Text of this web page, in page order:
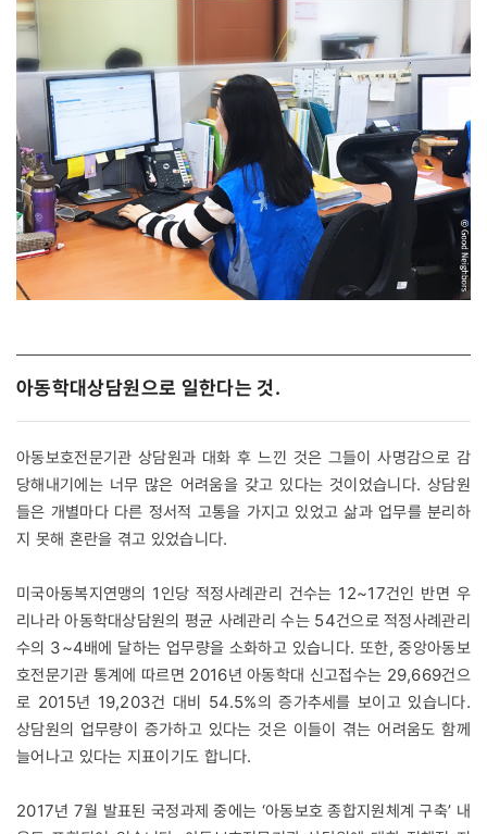
아동학대상담원으로 일한다는 것.
아동보호전문기관 상담원과 대화 후 느낀 것은 그들이 사명감으로 감
당해내기에는 너무 많은 어려움을 갖고 있다는 것이었습니다. 상담원
들은 개별마다 다른 정서적 고통을 가지고 있었고 삶과 업무를 분리하
지 못해 혼란을 겪고 있었습니다.
미국아동복지연맹의 1인당 적정사례관리 건수는 12~17건인 반면 우
리나라 아동학대상담원의 평균 사례관리 수는 54건으로 적정사례관리
수의 3~4배에 달하는 업무량을 소화하고 있습니다. 또한, 중앙아동보
호전문기관 통계에 따르면 2016년 아동학대 신고접수는 29,669건으
로 2015년 19,203건 대비 54.5%의 증가추세를 보이고 있습니다.
상담원의 업무량이 증가하고 있다는 것은 이들이 겪는 어려움도 함께
늘어나고 있다는 지표이기도 합니다.
2017년 7월 발표된 국정과제 중에는 ‘아동보호 종합지원체계 구축’ 내